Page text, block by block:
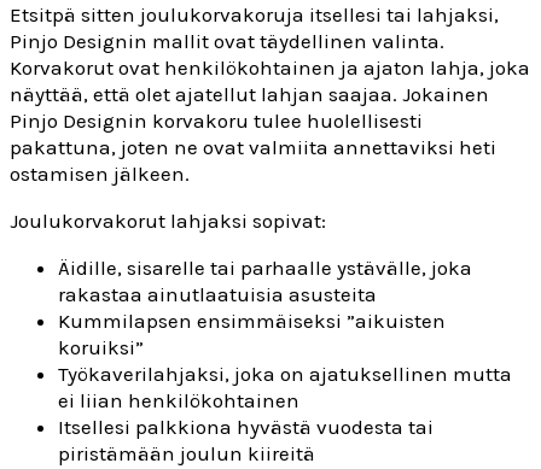
Etsitpä sitten joulukorvakoruja itsellesi tai lahjaksi,
Pinjo Designin mallit ovat täydellinen valinta.
Korvakorut ovat henkilökohtainen ja ajaton lahja, joka
näyttää, että olet ajatellut lahjan saajaa. Jokainen
Pinjo Designin korvakoru tulee huolellisesti
pakattuna, joten ne ovat valmiita annettaviksi heti
ostamisen jälkeen.
Joulukorvakorut lahjaksi sopivat:
Äidille, sisarelle tai parhaalle ystävälle, joka
rakastaa ainutlaatuisia asusteita
Kummilapsen ensimmäiseksi ”aikuisten
koruiksi”
Työkaverilahjaksi, joka on ajatuksellinen mutta
ei liian henkilökohtainen
Itsellesi palkkiona hyvästä vuodesta tai
piristämään joulun kiireitä